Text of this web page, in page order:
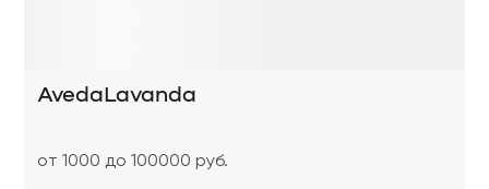
AvedaLavanda
от 1000 до 100000 руб.